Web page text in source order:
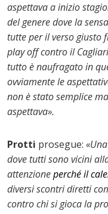
aspettava a inizio
del genere dove la
tutte per il verso giusto
play off contro il
tutto è naufragato in
ovviamente le
non è stato semplice
aspettava».
Protti prosegue:
dove tutti sono vicini
attenzioneperché il
diversi scontri diretti
contro chi si gioca la